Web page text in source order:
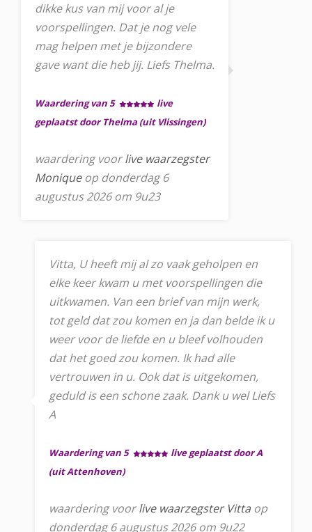
dikke kus van mij voor al je
voorspellingen. Dat je nog vele
mag helpen met je bijzondere
gave want die heb jij. Liefs Thelma.
Waardering van 5
live
geplaatst door Thelma (uit Vlissingen)
waardering voorlive waarzegster
Moniqueop donderdag 6
augustus 2026 om 9u23
Vitta, U heeft mij al zo vaak geholpen en
elke keer kwam u met voorspellingen die
uitkwamen. Van een brief van mijn werk,
tot geld dat zou komen en ja dan belde ik u
weer voor de liefde en u bleef volhouden
dat het goed zou komen. Ik had alle
vertrouwen in u. Ook dat is uitgekomen,
geduld is een schone zaak. Dank u wel Liefs
A
Waardering van 5
live geplaatst door A
(uit Attenhoven)
waardering voorlive waarzegster Vitta op
donderdag 6 augustus 2026 om 9u22